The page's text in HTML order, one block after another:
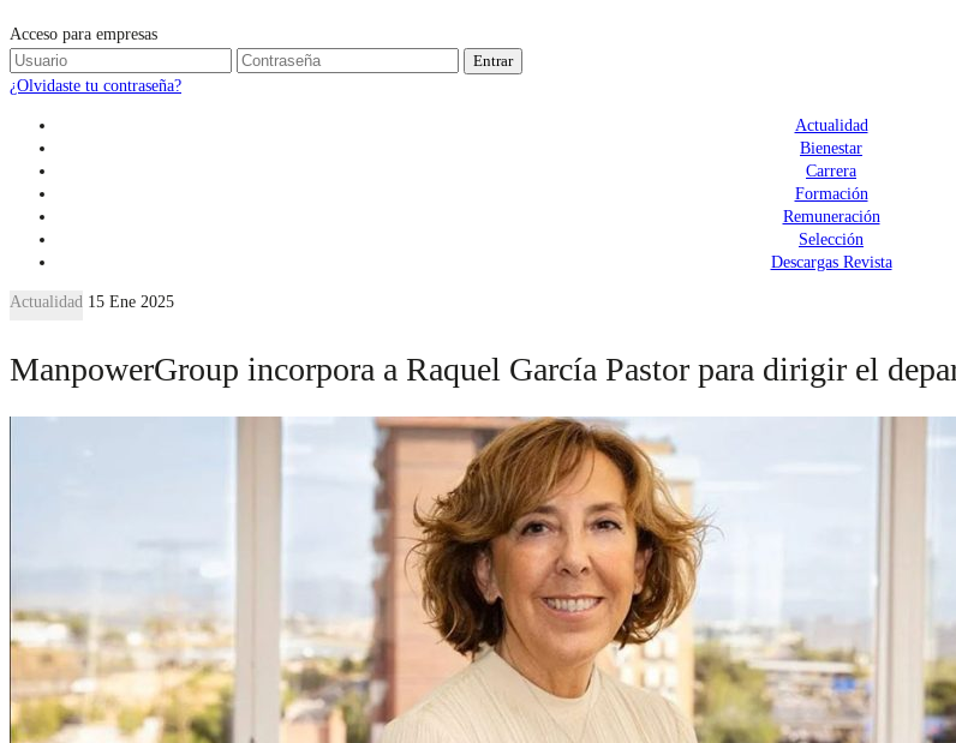
Acceso para empresas
Entrar
¿Olvidaste tu contraseña?
Actualidad
Bienestar
Carrera
Formación
Remuneración
Selección
Descargas Revista
Actualidad 15 Ene 2025
ManpowerGroup incorpora a Raquel García Pastor para dirigir el